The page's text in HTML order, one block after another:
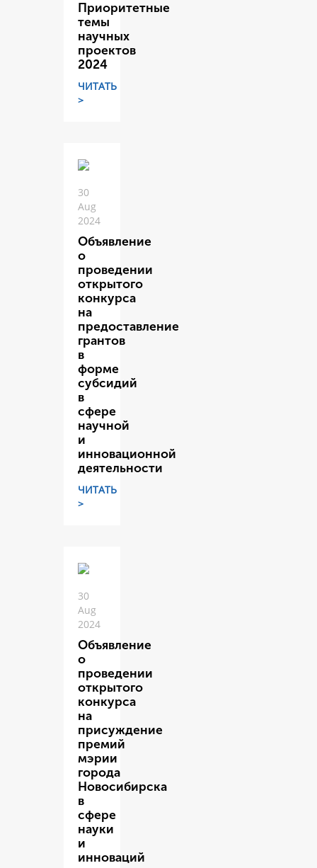
Приоритетные
темы
научных
проектов
2024
ЧИТАТЬ
>
30
Aug
2024
Объявление
о
проведении
открытого
конкурса
на
предоставление
грантов
в
форме
субсидий
в
сфере
научной
и
инновационной
деятельности
ЧИТАТЬ
>
30
Aug
2024
Объявление
о
проведении
открытого
конкурса
на
присуждение
премий
мэрии
города
Новосибирска
в
сфере
науки
и
инноваций